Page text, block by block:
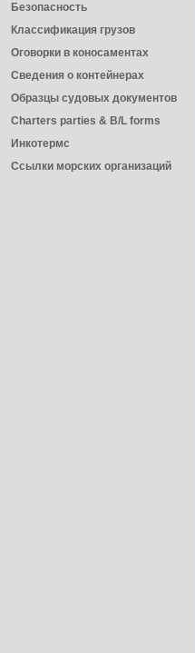
Безопасность
Классификация грузов
Оговорки в коносаментах
Сведения о контейнерах
Образцы судовых документов
Charters parties & B/L forms
Инкотермс
Ссылки морских организаций